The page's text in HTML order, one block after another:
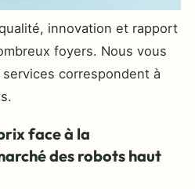
innovation et rapport
foyers. Nous vous
correspondent à
face à la
des robots haut